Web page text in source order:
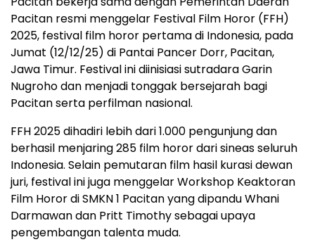
Pacitan resmi menggelar Festival Film Horor (FFH)
2025, festival film horor pertama di Indonesia, pada
Jumat (12/12/25) di Pantai Pancer Dorr, Pacitan,
Jawa Timur. Festival ini diinisiasi sutradara Garin
Nugroho dan menjadi tonggak bersejarah bagi
Pacitan serta perfilman nasional.
FFH 2025 dihadiri lebih dari 1.000 pengunjung dan
berhasil menjaring 285 film horor dari sineas seluruh
Indonesia. Selain pemutaran film hasil kurasi dewan
juri, festival ini juga menggelar Workshop Keaktoran
Film Horor di SMKN 1 Pacitan yang dipandu Whani
Darmawan dan Pritt Timothy sebagai upaya
pengembangan talenta muda.